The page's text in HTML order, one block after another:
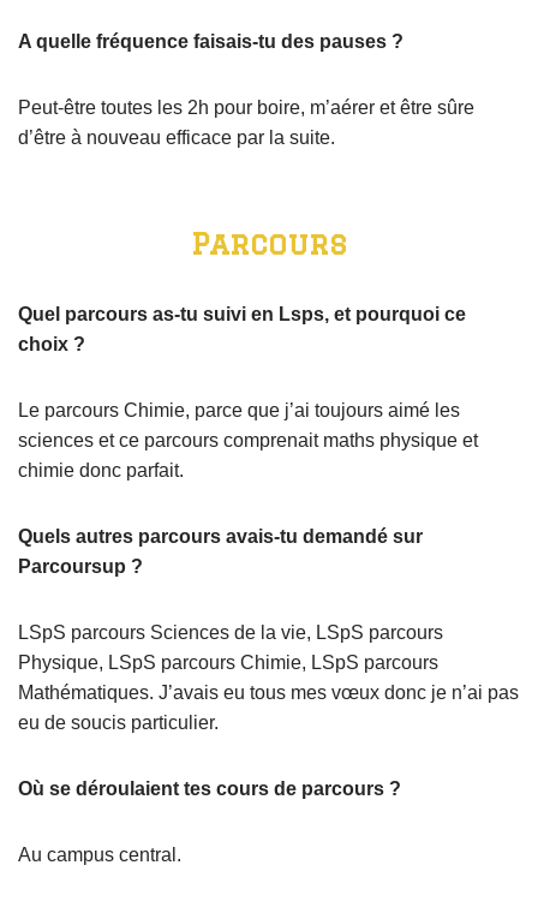
A quelle fréquence faisais-tu des pauses ?
Peut-être toutes les 2h pour boire, m’aérer et être sûre
d’être à nouveau efficace par la suite.
Parcours
Quel parcours as-tu suivi en Lsps, et pourquoi ce
choix ?
Le parcours Chimie, parce que j’ai toujours aimé les
sciences et ce parcours comprenait maths physique et
chimie donc parfait.
Quels autres parcours avais-tu demandé sur
Parcoursup ?
LSpS parcours Sciences de la vie, LSpS parcours
Physique, LSpS parcours Chimie, LSpS parcours
Mathématiques. J’avais eu tous mes vœux donc je n’ai pas
eu de soucis particulier.
Où se déroulaient tes cours de parcours ?
Au campus central.